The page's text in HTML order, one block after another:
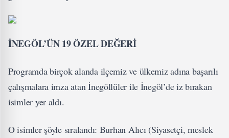
İNEGÖL’ÜN 19 ÖZEL DEĞERİ
Programda birçok alanda ilçemiz ve ülkemiz adına başarılı
çalışmalara imza atan İnegöllüler ile İnegöl’de iz bırakan
isimler yer aldı.
O isimler şöyle sıralandı: Burhan Alıcı (Siyasetçi, meslek